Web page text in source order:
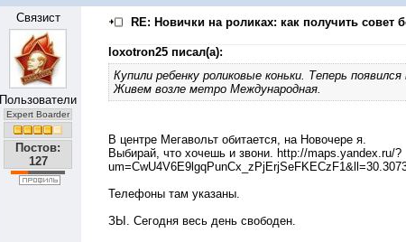
Связист
Пользователи
Expert Boarder
Постов:
127
RE: Новички на роликах: как получить совет
loxotron25 писал(а):
Купили ребенку роликовые коньки. Теперь
Живем возле метро Международная.
В центре Мегавольт обитается, на Новочере я.
Выбирай, что хочешь и звони.
http://maps.yandex.ru/?
Телефоны там указаны.
ЗЫ. Сегодня весь день свободен.